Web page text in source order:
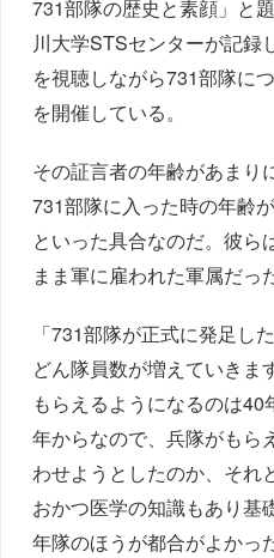
731部隊の歴史と素顔」と
川大学STSセンターが記録
を視聴しながら731部隊に
を開催している。
その証言者の年齢があまり
731部隊に入った時の年
といった具合なのだ。彼ら
まま軍に雇われた軍属だった
「731部隊が正式に発足し
どん隊員数が増えていきま
もらえるようになるのは
年からなので、兵隊がもら
わせようとしたのか、それ
おかつ医学の知識もあり基
年隊のほうが都合がよかっ